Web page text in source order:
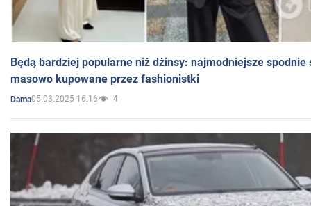
Będą bardziej popularne niż dżinsy: najmodniejsze spodnie
masowo kupowane przez fashionistki
Dama05.03.2025 16:16 4